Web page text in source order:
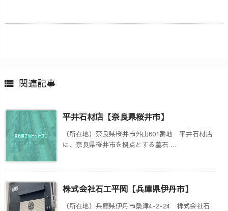
 関連記事
平井石材店【奈良県桜井市】
（所在地）奈良県桜井市外山601番地 平井石材店
は、奈良県桜井市を拠点とする墓石 ...
株式会社石工平岡【兵庫県伊丹市】
（所在地）兵庫県伊丹市桑津4-2-24 株式会社石